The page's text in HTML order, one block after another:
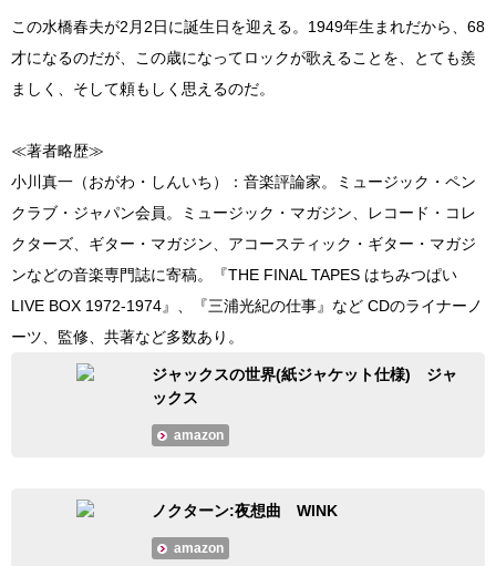
この水橋春夫が2月2日に誕生日を迎える。1949年生まれだから、68
才になるのだが、この歳になってロックが歌えることを、とても羨
ましく、そして頼もしく思えるのだ。
≪著者略歴≫
小川真一（おがわ・しんいち）：音楽評論家。ミュージック・ペン
クラブ・ジャパン会員。ミュージック・マガジン、レコード・コレ
クターズ、ギター・マガジン、アコースティック・ギター・マガジ
ンなどの音楽専門誌に寄稿。『THE FINAL TAPES はちみつぱい
LIVE BOX 1972-1974』、『三浦光紀の仕事』など CDのライナーノ
ーツ、監修、共著など多数あり。
ジャックスの世界(紙ジャケット仕様) ジャ
ックス
amazon
ノクターン:夜想曲 WINK
amazon